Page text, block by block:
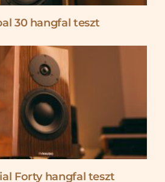
30 hangfal teszt
Forty hangfal teszt